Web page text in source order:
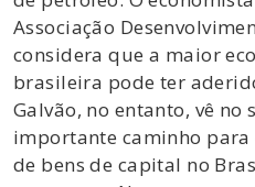
Associação
considera que a maior
brasileira pode ter
Galvão, no entanto, vê no
importante caminho
de bens de capital no